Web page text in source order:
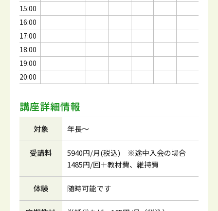
15:00
16:00
17:00
18:00
19:00
20:00
講座詳細情報
対象 年長～
受講料
5940円/月(税込) ※途中入会の場合
1485円/回＋教材費、維持費
体験 随時可能です